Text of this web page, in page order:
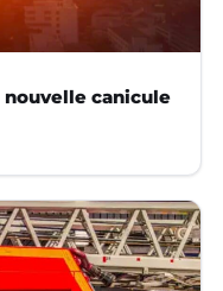
canicule